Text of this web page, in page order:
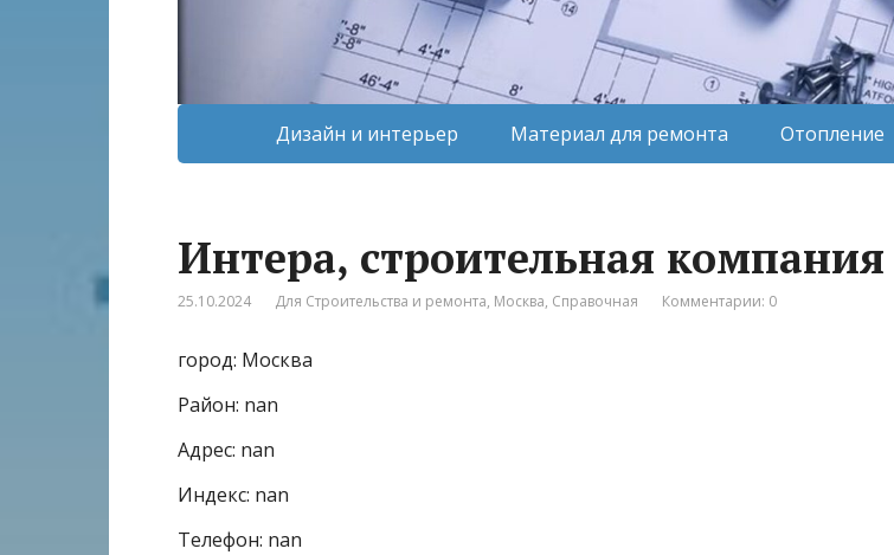
Дизайн и интерьер Материал для ремонта Отопление
Интера, строительная компания
25.10.2024 Для Строительства и ремонта, Москва, Справочная Комментарии: 0
город: Москва
Район: nan
Адрес: nan
Индекс: nan
Телефон: nan